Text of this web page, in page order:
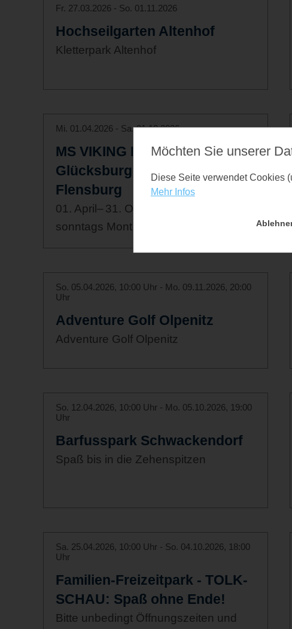
Fr. 27.03.2026 - So. 01.11.2026
Hochseilgarten Altenhof
Kletterpark Altenhof
Mi. 01.04.2026 - Sa. 31.10.2026
MS VIKING Flensburg-
Glücksburg-Glücksburg-
Flensburg
01. April– 31. Oktober dienstags bis
sonntags Montag ist Liegetag
So. 05.04.2026, 10:00 Uhr - Mo. 09.11.2026, 20:00
Uhr
Adventure Golf Olpenitz
Adventure Golf Olpenitz
So. 12.04.2026, 10:00 Uhr - Mo. 05.10.2026, 19:00
Uhr
Barfusspark Schwackendorf
Spaß bis in die Zehenspitzen
Sa. 25.04.2026, 10:00 Uhr - So. 04.10.2026, 18:00
Uhr
Familien-Freizeitpark - TOLK-
SCHAU: Spaß ohne Ende!
Bitte unbedingt Öffnungszeiten und
Möchten Sie unserer
Diese Seite verwendet Cookies
Mehr Infos